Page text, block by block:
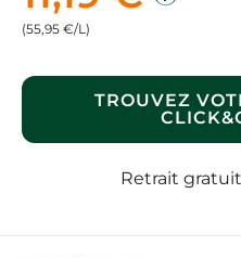
(55,95 €/L)
TROUVEZ
Retrait